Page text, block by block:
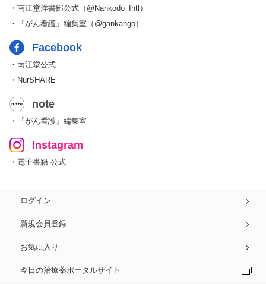
・南江堂洋書部公式（@Nankodo_Intl）
・『がん看護』編集室（@gankango）
Facebook
・南江堂公式
・NurSHARE
note
・『がん看護』編集室
Instagram
・電子書籍 公式
ログイン
新規会員登録
お気に入り
今日の治療薬ポータルサイト